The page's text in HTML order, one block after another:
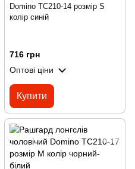
Domino TC210-14 розмір S
колір синій
716 грн
Оптові ціни
Купити